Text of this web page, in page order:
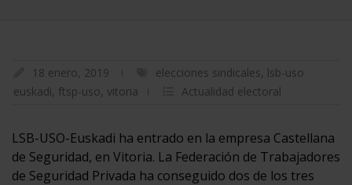
18 enero, 2019 elecciones sindicales, lsb-uso
euskadi, ftsp-uso, vitoria Actualidad electoral
LSB-USO-Euskadi ha entrado en la empresa Castellana
de Seguridad, en Vitoria. La Federación de Trabajadores
de Seguridad Privada ha conseguido dos de los tres